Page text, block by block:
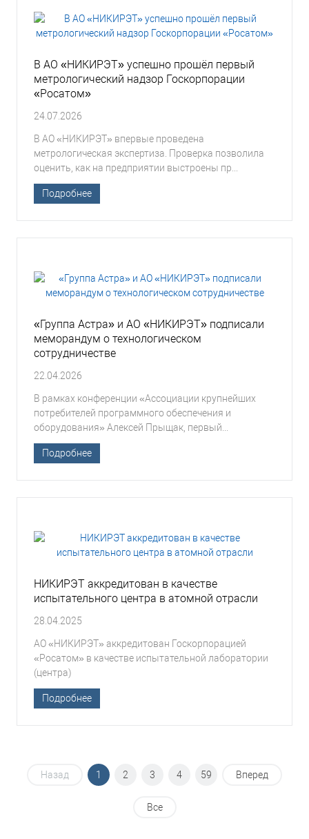
В АО «НИКИРЭТ» успешно прошёл первый
метрологический надзор Госкорпорации
«Росатом»
24.07.2026
В АО «НИКИРЭТ» впервые проведена
метрологическая экспертиза. Проверка позволила
оценить, как на предприятии выстроены пр...
Подробнее
«Группа Астра» и АО «НИКИРЭТ» подписали
меморандум о технологическом
сотрудничестве
22.04.2026
В рамках конференции «Ассоциации крупнейших
потребителей программного обеспечения и
оборудования» Алексей Прыщак, первый...
Подробнее
НИКИРЭТ аккредитован в качестве
испытательного центра в атомной отрасли
28.04.2025
АО «НИКИРЭТ» аккредитован Госкорпорацией
«Росатом» в качестве испытательной лаборатории
(центра)
Подробнее
Назад 1 2 3 4 59 Вперед
Все